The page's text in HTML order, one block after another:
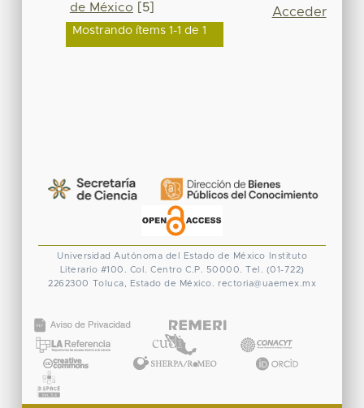
de México [5]
Mostrando ítems 1-1 de 1
Acceder
Universidad Autónoma del Estado de México
Instituto
Literario #100. Col. Centro C.P. 50000. Tel. (01-722)
2262300 Toluca, Estado de México. rectoria@uaemex.mx